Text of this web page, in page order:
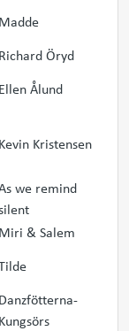
Madde
Richard Öryd
Ellen Ålund
Kevin Kristensen
we remind
Miri & Salem
Danzfötterna-
Kungsörs